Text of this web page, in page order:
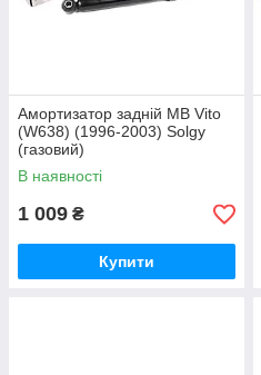
Амортизатор задній MB Vito
(W638) (1996-2003) Solgy
(газовий)
В наявності
1 009 ₴
Купити